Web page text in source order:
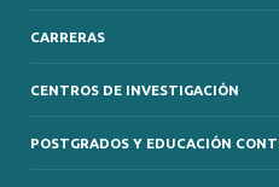
CARRERAS
CENTROS DE INVESTIGACIÓN
POSTGRADOS Y EDUCACIÓN